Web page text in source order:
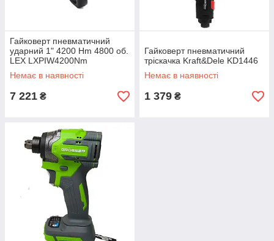
Гайковерт пневматичний
ударний 1" 4200 Нm 4800 об.
LEX LXPIW4200Nm
Немає в наявності
7 221 ₴
Гайковерт пневматичний
тріскачка Kraft&Dele KD1446
Немає в наявності
1 379 ₴